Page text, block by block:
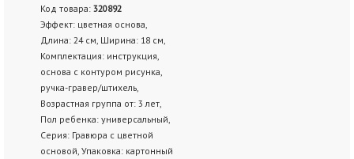
Код товара: 320892
Эффект: цветная основа,
Длина: 24 см, Ширина: 18 см,
Комплектация: инструкция,
основа с контуром рисунка,
ручка-гравер/штихель,
Возрастная группа от: 3 лет,
Пол ребенка: универсальный,
Серия: Гравюра с цветной
основой, Упаковка: картонный